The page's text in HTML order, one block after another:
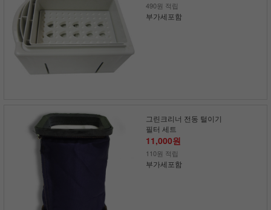
490원 적립
부가세포함
그린크리너 전동 털이기
필터 세트
11,000원
110원 적립
부가세포함